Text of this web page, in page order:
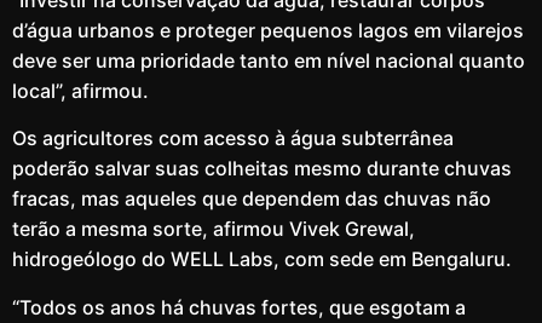
d’água urbanos e proteger pequenos lagos em vilarejos
deve ser uma prioridade tanto em nível nacional quanto
local”, afirmou.
Os agricultores com acesso à água subterrânea
poderão salvar suas colheitas mesmo durante chuvas
fracas, mas aqueles que dependem das chuvas não
terão a mesma sorte, afirmou Vivek Grewal,
hidrogeólogo do WELL Labs, com sede em Bengaluru.
“Todos os anos há chuvas fortes, que esgotam a